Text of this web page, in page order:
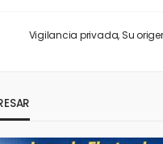
Vigilancia privada, Su